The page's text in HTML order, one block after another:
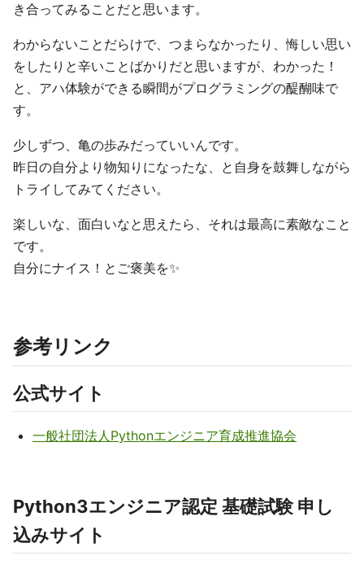
き合ってみることだと思います。
わからないことだらけで、つまらなかったり、悔しい思い
をしたりと辛いことばかりだと思いますが、わかった！
と、アハ体験ができる瞬間がプログラミングの醍醐味で
す。
少しずつ、亀の歩みだっていいんです。
昨日の自分より物知りになったな、と自身を鼓舞しながら
トライしてみてください。
楽しいな、面白いなと思えたら、それは最高に素敵なこと
です。
自分にナイス！とご褒美を✨
参考リンク
公式サイト
一般社団法人Pythonエンジニア育成推進協会
Python3エンジニア認定 基礎試験 申し
込みサイト